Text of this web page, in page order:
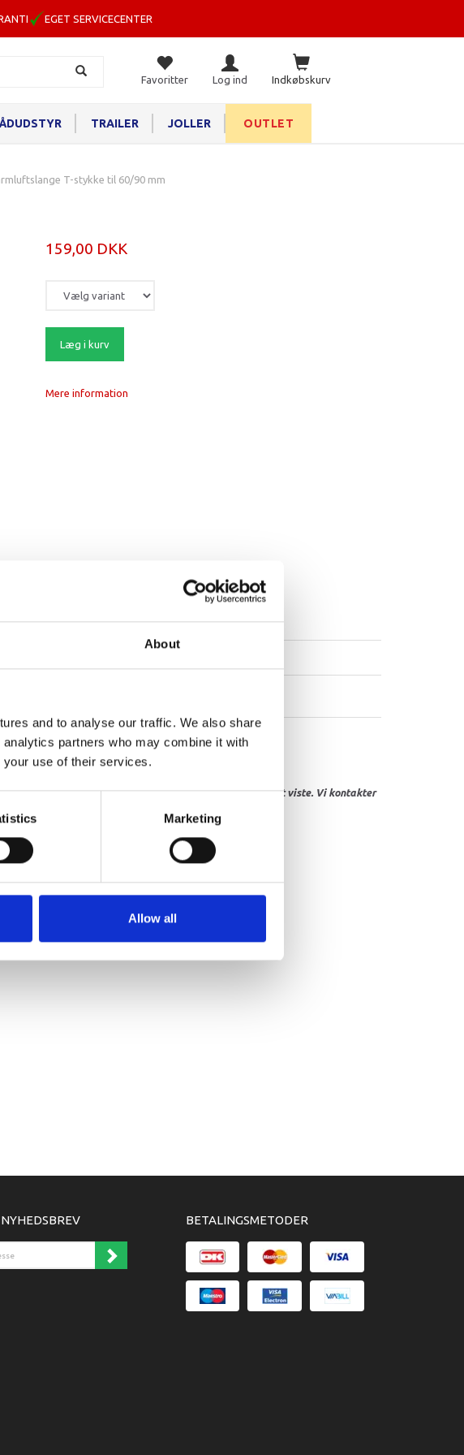
About
and to analyse our traffic. We also share
partners who may combine it with
your use of their services.
Marketing
Allow all
EGET SERVICECENTER
Indkøbskurv
Favoritter Log ind
TRAILER JOLLER OUTLET
T-stykke til 60/90 mm
159,00 DKK
Læg i kurv
Mere information
1100293
som ikke kan leveres, eller hvor prisen afviger fra det viste. Vi kontakter
BETALINGSMETODER